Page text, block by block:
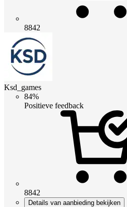
8842
Ksd_games
84%
Positieve feedback
8842
Details van aanbieding bekijken